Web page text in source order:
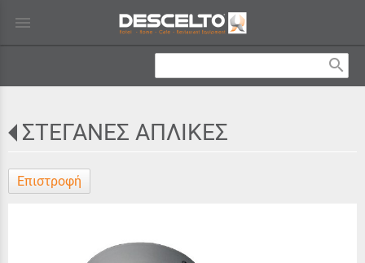
menu
search
ΣΤΕΓΑΝΕΣ ΑΠΛΙΚΕΣ
Επιστροφή